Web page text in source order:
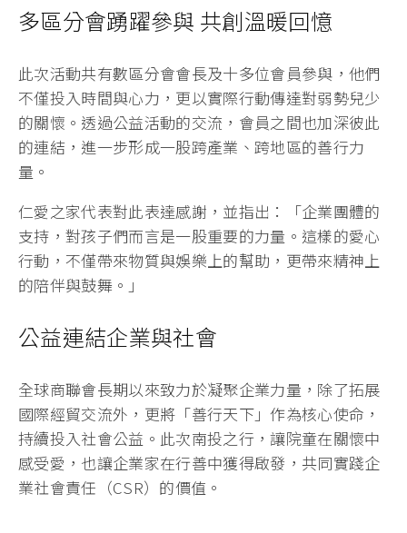
多區分會踴躍參與 共創溫暖回憶
此次活動共有數區分會會長及十多位會員參與，他們
不僅投入時間與心力，更以實際行動傳達對弱勢兒少
的關懷。透過公益活動的交流，會員之間也加深彼此
的連結，進一步形成一股跨產業、跨地區的善行力
量。
仁愛之家代表對此表達感謝，並指出：「企業團體的
支持，對孩子們而言是一股重要的力量。這樣的愛心
行動，不僅帶來物質與娛樂上的幫助，更帶來精神上
的陪伴與鼓舞。」
公益連結企業與社會
全球商聯會長期以來致力於凝聚企業力量，除了拓展
國際經貿交流外，更將「善行天下」作為核心使命，
持續投入社會公益。此次南投之行，讓院童在關懷中
感受愛，也讓企業家在行善中獲得啟發，共同實踐企
業社會責任（CSR）的價值。